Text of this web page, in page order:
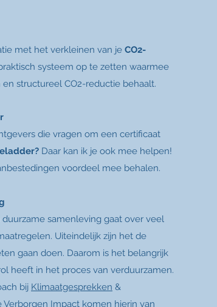
met het verkleinen van je CO2-
systeem op te zetten waarmee
structureel CO2-reductie behaalt.
die vragen om een certificaat
Daar kan ik je ook mee helpen!
voordeel mee behalen.
duurzame samenleving gaat over veel
Uiteindelijk zijn het de
gaan doen. Daarom is het belangrijk
heeft in het proces van verduurzamen.
bij Klimaatgesprekken &
Verborgen Impact komen hierin van